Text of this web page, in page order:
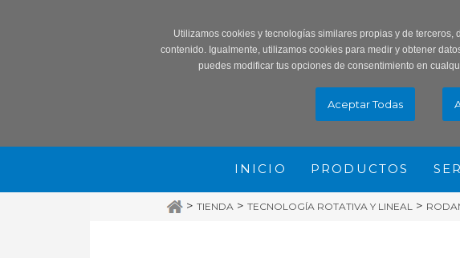
Utilizamos cookies y tecnologías similares propias y de
contenido. Igualmente, utilizamos cookies para medir y obtener
puedes modificar tus opciones de consentimiento en
INICIO PRODUCTOS
> TIENDA > TECNOLOGÍA ROTATIVA Y LINEAL >